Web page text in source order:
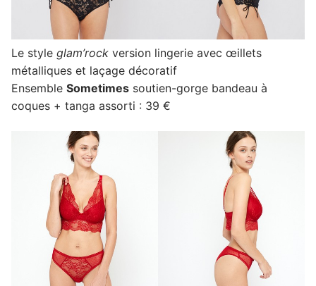
Le style glam’rock version lingerie avec œillets
métalliques et laçage décoratif
Ensemble Sometimes soutien-gorge bandeau à
coques + tanga assorti : 39 €